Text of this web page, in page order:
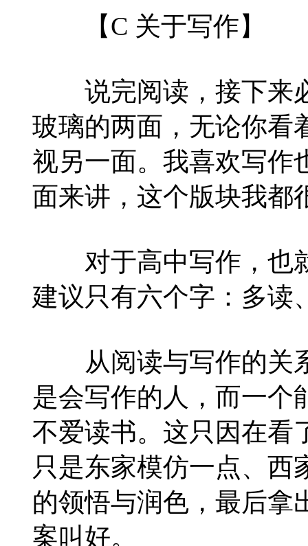
【C 关于写作】
说完阅读，接下来
玻璃的两面，无论你看
视另一面。我喜欢写作
面来讲，这个版块我都
对于高中写作，也
建议只有六个字：多读
从阅读与写作的关
是会写作的人，而一个
不爱读书。这只因在看
只是东家模仿一点、西
的领悟与润色，最后拿
案叫好。